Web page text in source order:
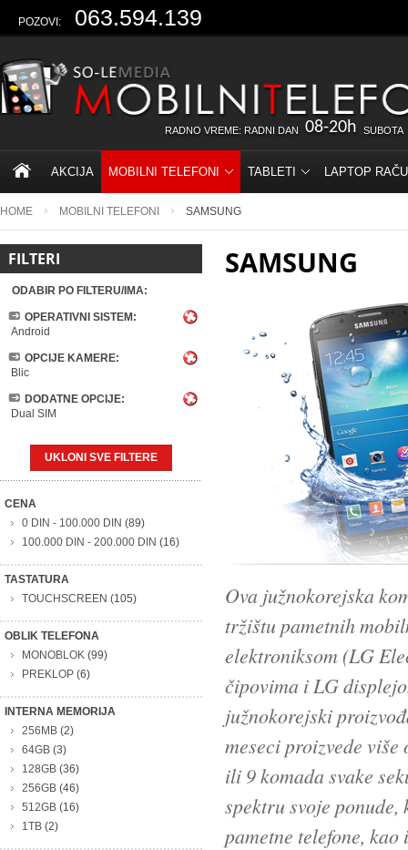
POZOVI: 063.594.139
RADNO VREME: RADNI DAN 08-20h SUBOTA
AKCIJA MOBILNI TELEFONI TABLETI LAPTOP
HOME MOBILNI TELEFONI SAMSUNG
FILTERI
ODABIR PO FILTERU/IMA:
OPERATIVNI SISTEM:
Android
OPCIJE KAMERE:
Blic
DODATNE OPCIJE:
Dual SIM
UKLONI SVE FILTERE
CENA
0 DIN - 100.000 DIN (89)
100.000 DIN - 200.000 DIN (16)
TASTATURA
TOUCHSCREEN (105)
OBLIK TELEFONA
MONOBLOK (99)
PREKLOP (6)
INTERNA MEMORIJA
256MB (2)
64GB (3)
128GB (36)
256GB (46)
512GB (16)
1TB (2)
SAMSUNG
Ova južnokorejska
tržištu pametnih
elektroniksom (LG
čipovima i LG
južnokorejski
meseci proizvede
ili 9 komada svake
spektru svoje
pametne telefone,